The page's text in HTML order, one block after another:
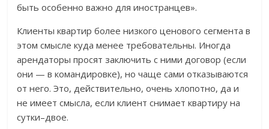
быть особенно важно для иностранцев».
Клиенты квартир более низкого ценового сегмента в
этом смысле куда менее требовательны. Иногда
арендаторы просят заключить с ними договор (если
они — в командировке), но чаще сами отказываются
от него. Это, действительно, очень хлопотно, да и
не имеет смысла, если клиент снимает квартиру на
сутки–двое.